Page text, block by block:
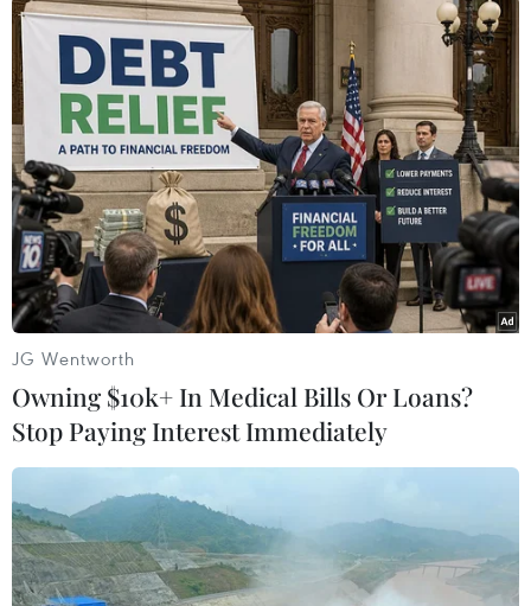
Đến dự và phát biểu tại sự kiện, Thủ tướng Chính phủ Phạm
Minh Chính chúc mừng VTV nhân dịp kỷ niệm 55 năm ngày
phát sóng chương trình truyền hình đầu tiên - 55 năm phát triển
và trưởng thành. (Ảnh: CTV/Vietnam+)
JG Wentworth
Owning $10k+ In Medical Bills Or Loans?
Stop Paying Interest Immediately